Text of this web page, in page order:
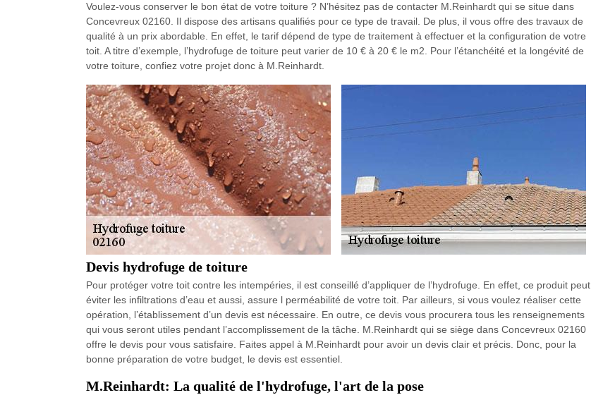
Voulez-vous conserver le bon état de votre toiture ? N’hésitez pas de contacter M.Reinhardt qui se situe dans
Concevreux 02160. Il dispose des artisans qualifiés pour ce type de travail. De plus, il vous offre des travaux de
qualité à un prix abordable. En effet, le tarif dépend de type de traitement à effectuer et la configuration de votre
toit. A titre d’exemple, l’hydrofuge de toiture peut varier de 10 € à 20 € le m2. Pour l’étanchéité et la longévité de
votre toiture, confiez votre projet donc à M.Reinhardt.
Devis hydrofuge de toiture
Pour protéger votre toit contre les intempéries, il est conseillé d’appliquer de l’hydrofuge. En effet, ce produit peut
éviter les infiltrations d’eau et aussi, assure l perméabilité de votre toit. Par ailleurs, si vous voulez réaliser cette
opération, l’établissement d’un devis est nécessaire. En outre, ce devis vous procurera tous les renseignements
qui vous seront utiles pendant l’accomplissement de la tâche. M.Reinhardt qui se siège dans Concevreux 02160
offre le devis pour vous satisfaire. Faites appel à M.Reinhardt pour avoir un devis clair et précis. Donc, pour la
bonne préparation de votre budget, le devis est essentiel.
M.Reinhardt: La qualité de l'hydrofuge, l'art de la pose